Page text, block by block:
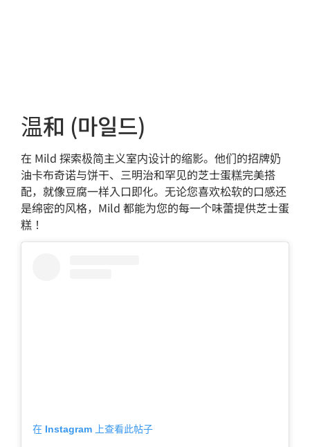
温和 (마일드)
在 Mild 探索极简主义室内设计的缩影。他们的招牌奶
油卡布奇诺与饼干、三明治和罕见的芝士蛋糕完美搭
配，就像豆腐一样入口即化。无论您喜欢松软的口感还
是绵密的风格，Mild 都能为您的每一个味蕾提供芝士蛋
糕！
在 Instagram 上查看此帖子